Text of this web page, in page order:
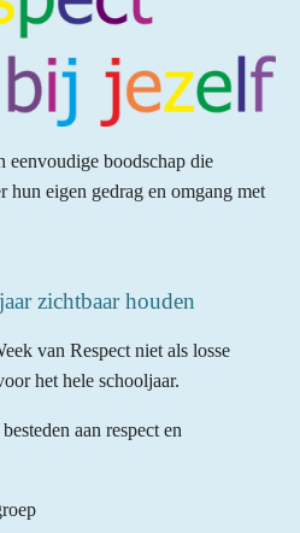
eenvoudige boodschap die
hun eigen gedrag en omgang met
zichtbaar houden
van Respect niet als losse
het hele schooljaar.
aan respect en